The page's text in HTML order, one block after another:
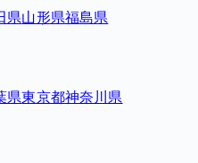
県山形県福島県
県東京都神奈川県